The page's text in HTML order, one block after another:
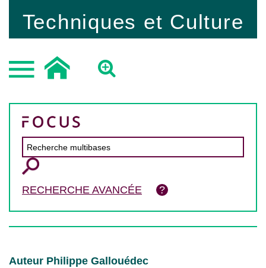
Techniques et Culture
RECHERCHE AVANCÉE
Auteur Philippe Gallouédec